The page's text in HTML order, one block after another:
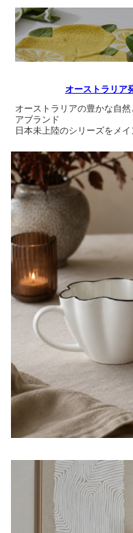
オーストラリア
オーストラリアの豊かな自
アブランド
日本未上陸のシリーズをメ